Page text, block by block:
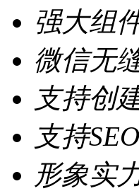
强大组
微信无
支持创
支持
形象实